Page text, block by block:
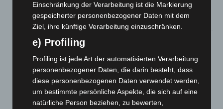
und Bothfeld
8. August 2026
Niedersachsen: Feuerwehrkräfte kehren nach
Waldbrandeinsatz aus Spanien zurück
7. August 2026
Hannover: Erste Tigermücken-Population in Niedersachsen
entdeckt
7. August 2026
Einschränkung der Verarbeitung ist die Markierung
gespeicherter personenbezogener Daten mit dem
Ziel, ihre künftige Verarbeitung einzuschränken.
e) Profiling
Profiling ist jede Art der automatisierten Verarbeitung
personenbezogener Daten, die darin besteht, dass
diese personenbezogenen Daten verwendet werden,
um bestimmte persönliche Aspekte, die sich auf eine
natürliche Person beziehen, zu bewerten,